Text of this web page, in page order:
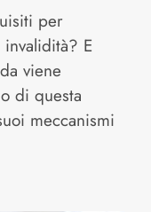
per
E
viene
di questa
meccanismi